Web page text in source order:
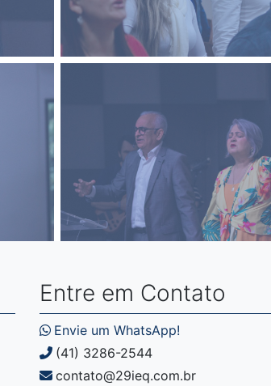
Entre em Contato
Envie um WhatsApp!
(41) 3286-2544
contato@29ieq.com.br